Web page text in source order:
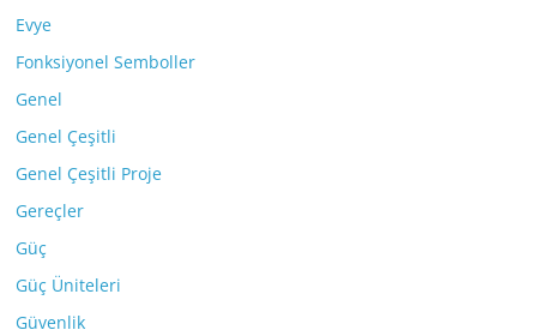
Evye
Fonksiyonel Semboller
Genel
Genel Çeşitli
Genel Çeşitli Proje
Gereçler
Güç
Güç Üniteleri
Güvenlik